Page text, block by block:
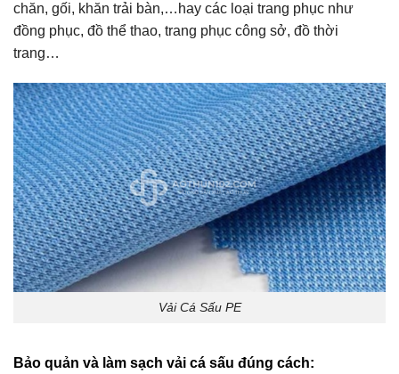
chăn, gối, khăn trải bàn,…hay các loại trang phục như
đồng phục, đồ thể thao, trang phục công sở, đồ thời
trang…
Vải Cá Sấu PE
Bảo quản và làm sạch vải cá sấu đúng cách: